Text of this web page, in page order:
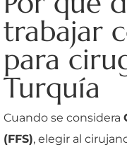
trabajar
para
Turquía
Cuando se considera
(FFS), elegir al